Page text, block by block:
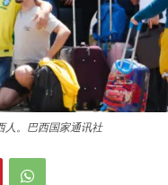
人。巴西国家通讯社